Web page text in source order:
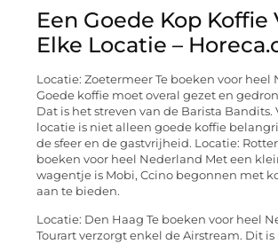
Een Goede Kop Koffie
Elke Locatie –
Locatie: Zoetermeer Te boeken voor heel
Goede koffie moet overal gezet en
Dat is het streven van de Barista Bandits.
locatie is niet alleen goede koffie
de sfeer en de gastvrijheid. Locatie:
boeken voor heel Nederland Met een
wagentje is Mobi, Ccino begonnen met
aan te bieden.
Locatie: Den Haag Te boeken voor heel
Tourart verzorgt enkel de Airstream. Dit